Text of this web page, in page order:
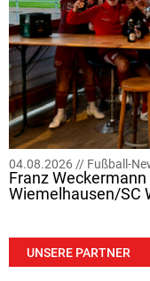
04.08.2026 // Fußball-
Franz
Wiemelhausen/SC
UNSERE PARTNER